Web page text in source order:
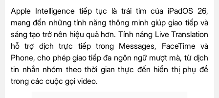
Apple Intelligence tiếp tục là trái tim của iPadOS 26,
mang đến những tính năng thông minh giúp giao tiếp và
sáng tạo trở nên hiệu quả hơn. Tính năng Live Translation
hỗ trợ dịch trực tiếp trong Messages, FaceTime và
Phone, cho phép giao tiếp đa ngôn ngữ mượt mà, từ dịch
tin nhắn nhóm theo thời gian thực đến hiển thị phụ đề
trong các cuộc gọi video.